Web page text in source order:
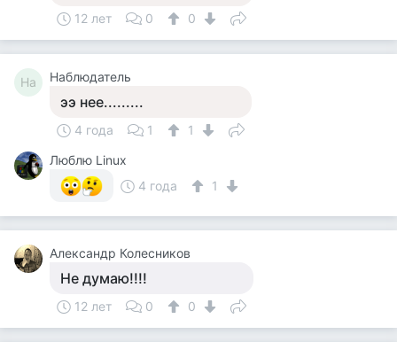
12 лет 0 0
На Наблюдатель
ээ нее.........
4 года 1
1
Люблю Linux
4 года
1
Александр Колесников
Не думаю!!!!
12 лет 0 0